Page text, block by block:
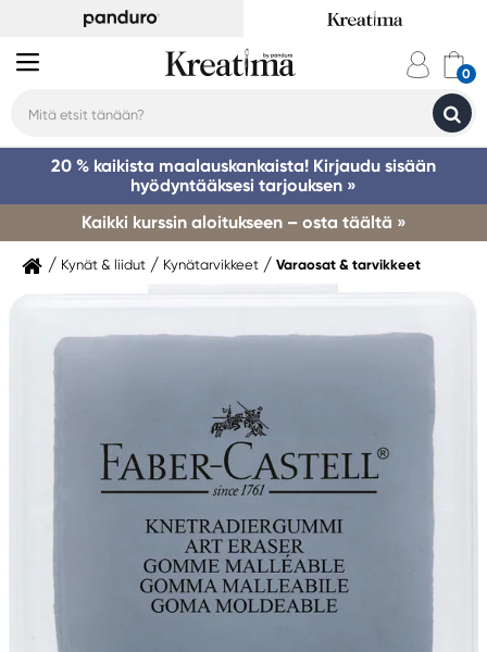
20 % kaikista maalauskankaista! Kirjaudu sisään
hyödyntääksesi tarjouksen »
Kaikki kurssin aloitukseen – osta täältä »
Kynät & liidut Kynätarvikkeet Varaosat & tarvikkeet